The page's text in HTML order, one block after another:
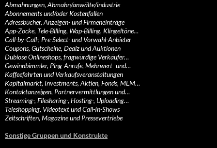
Abmahnungen, Abmahn/anwälte/industrie
Abonnements und/oder Kostenfallen
Adressbücher, Anzeigen- und Firmeneinträge
App-Zocke, Tele-Billing, Wap-Billing, Klingeltöne…
Call-by-Call-, Pre-Select- und Vorwahl-Anbieter
Coupons, Gutscheine, Dealz und Auktionen
Dubiose Onlineshops, fragwürdige Verkäufer…
Gewinnbimmler, Ping-Anrufe, Mehrwert- und…
Kaffeefahrten und Verkaufsveranstaltungen
Kapitalmarkt, Investments, Aktien, Fonds, MLM…
Kontaktanzeigen, Partnervermittlungen und…
Streaming-, Filesharing-, Hosting-, Uploading…
Teleshopping, Videotext und Call-In-Shows
Zeitschriften, Magazine und Pressevertriebe
Sonstige Gruppen und Konstrukte